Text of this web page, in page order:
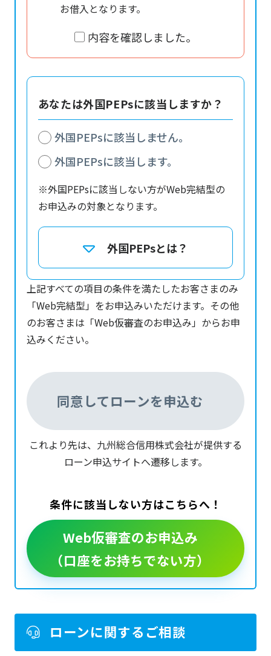
お借入となります。
内容を確認しました。
あなたは外国PEPsに該当しますか？
外国PEPsに該当しません。
外国PEPsに該当します。
※外国PEPsに該当しない方がWeb完結型の
お申込みの対象となります。
外国PEPsとは？
上記すべての項目の条件を満たしたお客さまのみ
「Web完結型」をお申込みいただけます。その他
のお客さまは「Web仮審査のお申込み」からお申
込みください。
同意してローンを申込む
これより先は、九州総合信用株式会社が提供する
ローン申込サイトへ遷移します。
条件に該当しない方はこちらへ！
Web仮審査のお申込み
（口座をお持ちでない方）
ローンに関するご相談